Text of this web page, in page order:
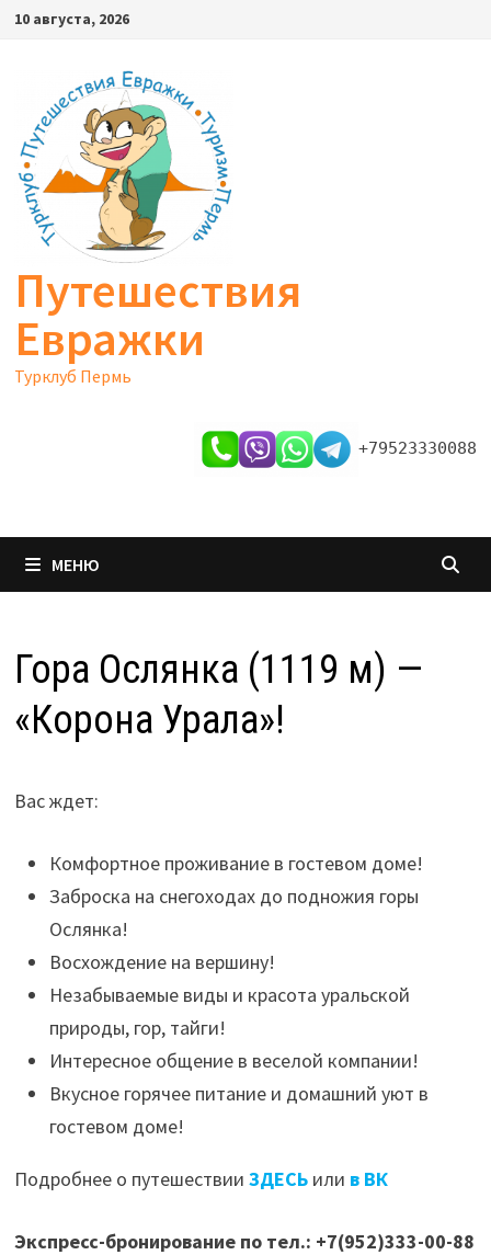
Перейти
содержимому
10 августа, 2026
Путешествия
Евражки
Турклуб Пермь
+79523330088
МЕНЮ
Гора Ослянка (1119 м) —
«Корона Урала»!
Вас ждет:
Комфортное проживание в гостевом доме!
Заброска на снегоходах до подножия горы
Ослянка!
Восхождение на вершину!
Незабываемые виды и красота уральской
природы, гор, тайги!
Интересное общение в веселой компании!
Вкусное горячее питание и домашний уют в
гостевом доме!
Подробнее о путешествии ЗДЕСЬили в ВК
Экспресс-бронирование по тел.: +7(952)333-00-88